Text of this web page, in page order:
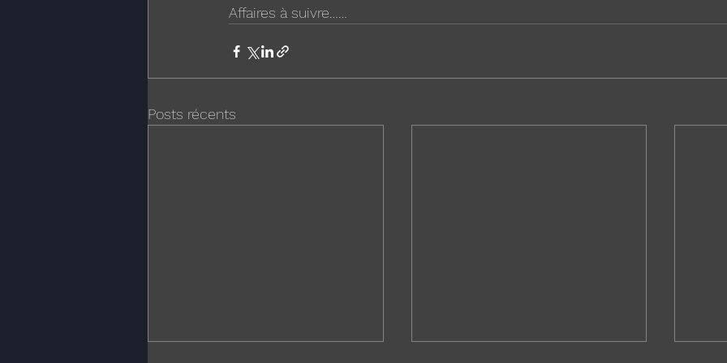
Affaires à suivre……
Posts récents